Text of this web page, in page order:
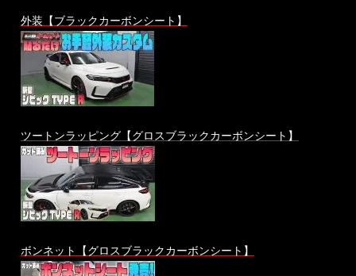
外装【ブラックカーボンシート】
ツートンラッピング【グロスブラックカーボンシート】
ボンネット【グロスブラックカーボンシート】